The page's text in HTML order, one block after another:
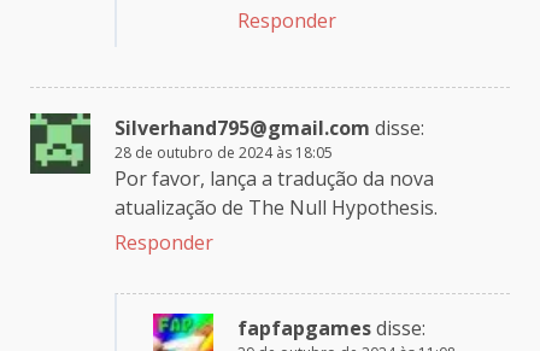
Responder
Silverhand795@gmail.com disse:
28 de outubro de 2024 às 18:05
Por favor, lança a tradução da nova
atualização de The Null Hypothesis.
Responder
fapfapgamesdisse: